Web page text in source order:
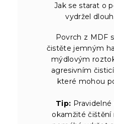
Jak se starat o
vydržel
Povrch z MDF
čistěte jemným
mýdlovým
agresivním
které mohou
Tip: Pravidelné
okamžité